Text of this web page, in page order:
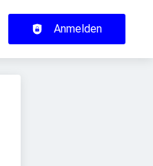
Anmelden